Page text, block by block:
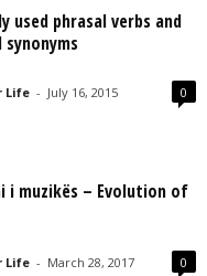
used phrasal verbs and
Life - July 16, 2015 0
i muzikës – Evolution of
Life - March 28, 2017 0